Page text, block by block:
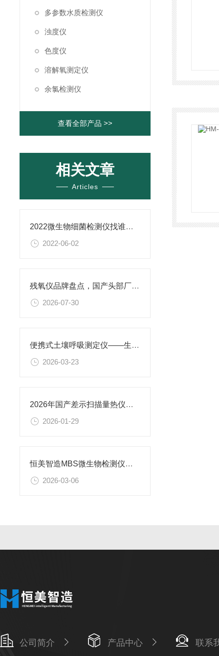
多参数水质检测仪
浊度仪
色度仪
溶解氧测定仪
余氯检测仪
查看全部产品 >>
相关文章
Articles
2022微生物细菌检测仪找谁@atp荧光检测仪实现移动化和现场测试
2022-06-02
残氧仪品牌盘点，国产头部厂家恒美智造食品包装气体分析仪优势深度解读
2026-07-30
便携式土壤呼吸测定仪——生态研究与农业监测的工具
2026-03-23
2026年国产差示扫描量热仪品牌排名发布 恒美智造登顶
2026-01-29
恒美智造MBS微生物检测仪，知识图谱报告书全面解读
2026-03-06
公司简介 产品中心 联系